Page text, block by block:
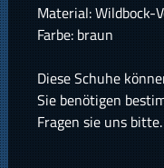
Material: Wildbock-
Farbe: braun
Diese Schuhe
Sie benötigen
Fragen sie uns bitte.